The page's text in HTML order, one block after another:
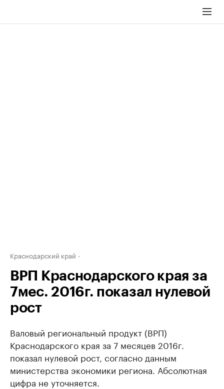
Краснодарский край
ВРП Краснодарского края за
7мес. 2016г. показал нулевой
рост
Валовый региональный продукт (ВРП)
Краснодарского края за 7 месяцев 2016г.
показал нулевой рост, согласно данным
министерства экономики региона. Абсолютная
цифра не уточняется.